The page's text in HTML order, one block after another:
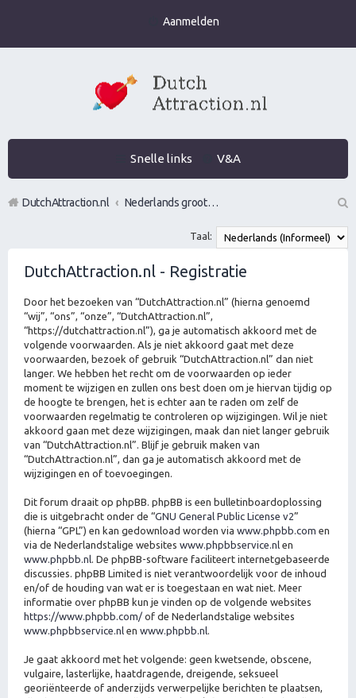
Aanmelden
Snelle links V&A
DutchAttraction.nl
Nederlands grootste Dutch Attraction, Lifestyle, Vrouwen versieren en Pick-Up (PUA) Forum
Z
oe
Taal:
DutchAttraction.nl - Registratie
Door het bezoeken van “DutchAttraction.nl” (hierna genoemd
“wij”, “ons”, “onze”, “DutchAttraction.nl”,
“https://dutchattraction.nl”), ga je automatisch akkoord met de
volgende voorwaarden. Als je niet akkoord gaat met deze
voorwaarden, bezoek of gebruik “DutchAttraction.nl” dan niet
langer. We hebben het recht om de voorwaarden op ieder
moment te wijzigen en zullen ons best doen om je hiervan tijdig op
de hoogte te brengen, het is echter aan te raden om zelf de
voorwaarden regelmatig te controleren op wijzigingen. Wil je niet
akkoord gaan met deze wijzigingen, maak dan niet langer gebruik
van “DutchAttraction.nl”. Blijf je gebruik maken van
“DutchAttraction.nl”, dan ga je automatisch akkoord met de
wijzigingen en of toevoegingen.
Dit forum draait op phpBB. phpBB is een bulletinboardoplossing
die is uitgebracht onder de “GNU General Public License v2”
(hierna “GPL”) en kan gedownload worden via www.phpbb.com en
via de Nederlandstalige websites www.phpbbservice.nl en
www.phpbb.nl. De phpBB-software faciliteert internetgebaseerde
discussies. phpBB Limited is niet verantwoordelijk voor de inhoud
en/of de houding van wat er is toegestaan en wat niet. Meer
informatie over phpBB kun je vinden op de volgende websites
https://www.phpbb.com/ of de Nederlandstalige websites
www.phpbbservice.nl en www.phpbb.nl.
Je gaat akkoord met het volgende: geen kwetsende, obscene,
vulgaire, lasterlijke, haatdragende, dreigende, seksueel
georiënteerde of anderzijds verwerpelijke berichten te plaatsen,